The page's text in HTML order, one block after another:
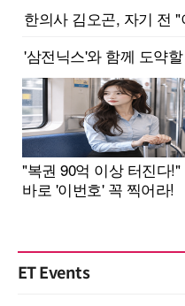
ET Events